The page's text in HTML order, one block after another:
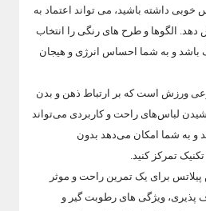
داشته باشید، می تواند اعتماد به
دهد. الگوها و طرح های رنگی را انتخاب
باشد و به شما احساس انرژی و هیجان
ورزش است که بر ارتباط ذهن و بدن
لباس‌های راحت و کاربردی می‌تواند
و به شما امکان می‌دهد بدون
تمرکز کنید.
برای یک تمرین راحت و موثر
ویژگی های رطوبت گیر و